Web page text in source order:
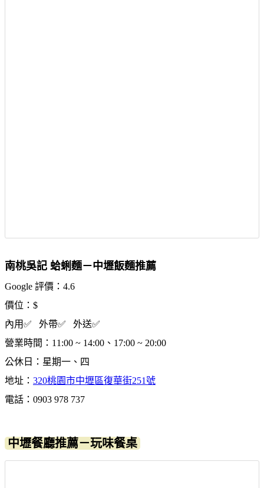
南桃吳記 蛤蜊麵－中壢飯麵推薦
Google 評價：4.6
價位：$
內用✅ 外帶✅ 外送✅
營業時間：11:00 ~ 14:00、17:00 ~ 20:00
公休日：星期一、四
地址： 320桃園市中壢區復華街251號
電話：0903 978 737
中壢餐廳推薦－玩味餐桌